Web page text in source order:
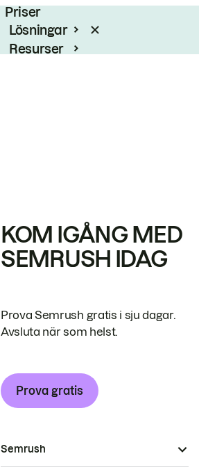
Priser
Lösningar
Resurser
KOM IGÅNG MED
SEMRUSH IDAG
Prova Semrush gratis i sju dagar.
Avsluta när som helst.
Prova gratis
Semrush